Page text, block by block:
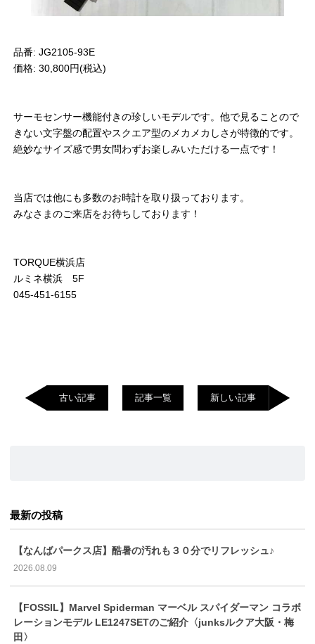
品番: JG2105-93E
価格: 30,800円(税込)
サーモセンサー機能付きの珍しいモデルです。他で見ることので
きない文字盤の配置やスクエア型のメカメカしさが特徴的です。
絶妙なサイズ感で男女問わずお楽しみいただける一点です！
当店では他にも多数のお時計を取り扱っております。
みなさまのご来店をお待ちしております！
TORQUE横浜店
ルミネ横浜 5F
045-451-6155
古い記事 記事一覧 新しい記事
最新の投稿
【なんばパークス店】酷暑の汚れも３０分でリフレッシュ♪
2026.08.09
【FOSSIL】Marvel Spiderman マーベル スパイダーマン コラボ
レーションモデル LE1247SETのご紹介〈junksルクア大阪・梅
田〉